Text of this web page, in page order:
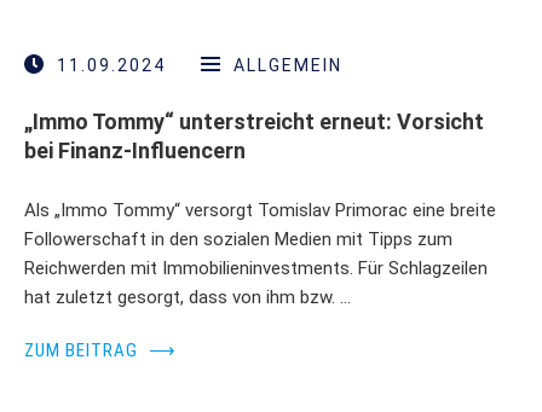
11.09.2024 ALLGEMEIN
„Immo Tommy“ unterstreicht erneut: Vorsicht
bei Finanz-Influencern
Als „Immo Tommy“ versorgt Tomislav Primorac eine breite
Followerschaft in den sozialen Medien mit Tipps zum
Reichwerden mit Immobilieninvestments. Für Schlagzeilen
hat zuletzt gesorgt, dass von ihm bzw. …
ZUM BEITRAG ⟶